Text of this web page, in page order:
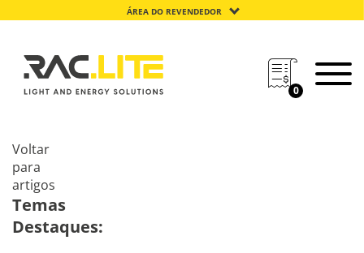
ÁREA DO REVENDEDOR
0
Voltar
para
artigos
Temas
Destaques: